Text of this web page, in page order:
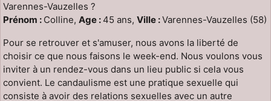
Varennes-Vauzelles ?
Prénom : Colline, Age : 45 ans, Ville :Varennes-Vauzelles (58)
Pour se retrouver et s'amuser, nous avons la liberté de
choisir ce que nous faisons le week-end. Nous voulons vous
inviter à un rendez-vous dans un lieu public si cela vous
convient. Le candaulisme est une pratique sexuelle qui
consiste à avoir des relations sexuelles avec un autre